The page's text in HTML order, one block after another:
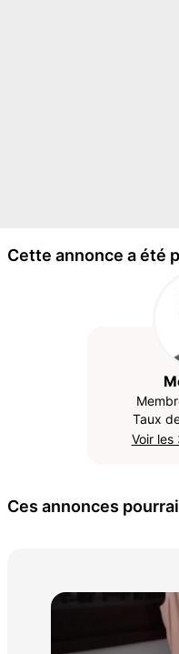
Cette annonce a été
Taux
Voir les
Ces annonces